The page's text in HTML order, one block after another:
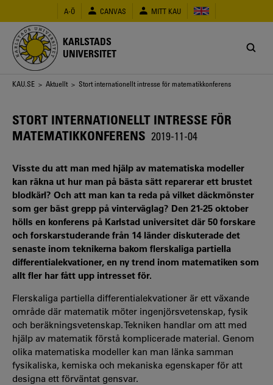
huvudinnehåll
A-Ö CANVAS MITT KAU
KARLSTADS
UNIVERSITET
Länkstig
KAU.SE > Aktuellt > Stort internationellt intresse för matematikkonferens
STORT INTERNATIONELLT INTRESSE FÖR
MATEMATIKKONFERENS 2019-11-04
Visste du att man med hjälp av matematiska modeller
kan räkna ut hur man på bästa sätt reparerar ett brustet
blodkärl? Och att man kan ta reda på vilket däckmönster
som ger bäst grepp på vinterväglag? Den 21-25 oktober
hölls en konferens på Karlstad universitet där 50 forskare
och forskarstuderande från 14 länder diskuterade det
senaste inom teknikerna bakom flerskaliga partiella
differentialekvationer, en ny trend inom matematiken som
allt fler har fått upp intresset för.
Flerskaliga partiella differentialekvationer är ett växande
område där matematik möter ingenjörsvetenskap, fysik
och beräkningsvetenskap. Tekniken handlar om att med
hjälp av matematik förstå komplicerade material. Genom
olika matematiska modeller kan man länka samman
fysikaliska, kemiska och mekaniska egenskaper för att
designa ett förväntat gensvar.